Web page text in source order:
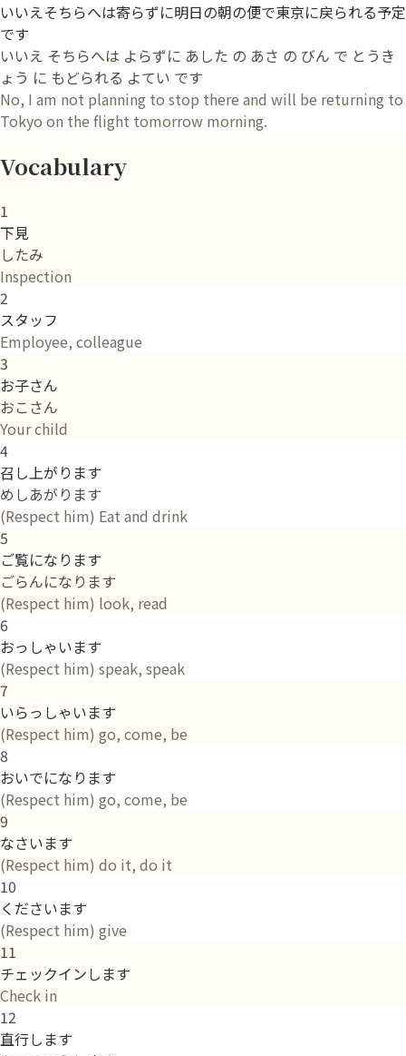
いいえそちらへは寄らずに明日の朝の便で東京に戻られる予定
です
いいえ そちらへは よらずに あした の あさ の びん で とうき
ょう に もどられる よてい です
No, I am not planning to stop there and will be returning to
Tokyo on the flight tomorrow morning.
Vocabulary
1
下見
したみ
Inspection
2
スタッフ
Employee, colleague
3
お子さん
おこさん
Your child
4
召し上がります
めしあがります
(Respect him) Eat and drink
5
ご覧になります
ごらんになります
(Respect him) look, read
6
おっしゃいます
(Respect him) speak, speak
7
いらっしゃいます
(Respect him) go, come, be
8
おいでになります
(Respect him) go, come, be
9
なさいます
(Respect him) do it, do it
10
くださいます
(Respect him) give
11
チェックインします
Check in
12
直行します